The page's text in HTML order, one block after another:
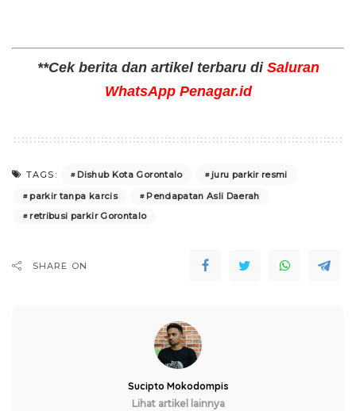
**Cek berita dan artikel terbaru di Saluran
WhatsApp Penagar.id
TAGS: Dishub Kota Gorontalo
juru parkir resmi
parkir tanpa karcis
Pendapatan Asli Daerah
retribusi parkir Gorontalo
SHARE ON
Sucipto Mokodompis
Lihat artikel lainnya